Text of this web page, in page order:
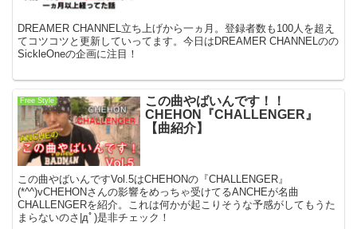
DREAMER CHANNEL立ち上げから一ヵ月。登録者数も100人を超え
てコツコツと更新していってます。今日はDREAMER CHANNELのの
SickleOneの企画に注目！
Free Style
この曲やばいんです！！
CHEHON『CHALLENGER』
【曲紹介】
この曲やばいんですVol.5はCHEHONの『CHALLENGER』
(*^^)vCHEHONさんの影響をめっちゃ受けてるANCHEが名曲
CHALLENGERを紹介。これは何かが起こりそうな予感がしてもうた
まらないのさ|дﾟ)是非チェック！